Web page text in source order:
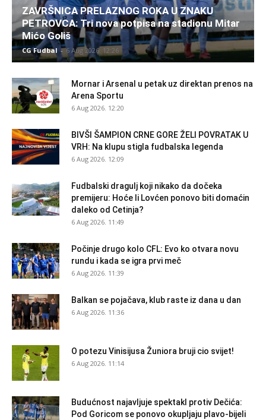
ZAVRŠNICA PRELAZNOG ROKA U ZNAKU
PETROVCA: Tri nova potpisa na stadionu Mitar
Mićo Goliš
CG Fudbal - 6 Aug 2026. 12:26
Mornar i Arsenal u petak uz direktan prenos na
Arena Sportu
6 Aug 2026. 12:20
BIVŠI ŠAMPION CRNE GORE ŽELI POVRATAK U
VRH: Na klupu stigla fudbalska legenda
6 Aug 2026. 12:09
Fudbalski dragulj koji nikako da dočeka
premijeru: Hoće li Lovćen ponovo biti domaćin
daleko od Cetinja?
6 Aug 2026. 11:49
Počinje drugo kolo CFL: Evo ko otvara novu
rundu i kada se igra prvi meč
6 Aug 2026. 11:39
Balkan se pojačava, klub raste iz dana u dan
6 Aug 2026. 11:36
O potezu Vinisijusa Žuniora bruji cio svijet!
6 Aug 2026. 11:14
Budućnost najavljuje spektakl protiv Dečića:
Pod Goricom se ponovo okupljaju plavo-bijeli